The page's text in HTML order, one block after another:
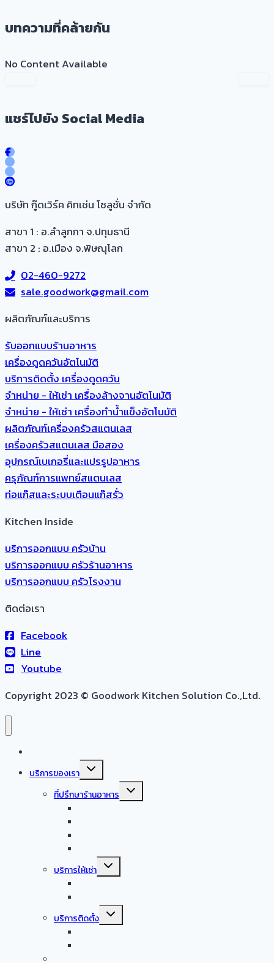
บทความที่คล้ายกัน
No Content Available
แชร์ไปยัง Social Media
บริษัท กู๊ดเวิร์ค คิทเช่น โซลูชั่น จำกัด
สาขา 1 : อ.ลำลูกกา จ.ปทุมธานี
สาขา 2 : อ.เมือง จ.พิษณุโลก
02-460-9272
sale.goodwork@gmail.com
ผลิตภัณฑ์และบริการ​
รับออกแบบร้านอาหาร
เครื่องดูดควันอัตโนมัติ
บริการติดตั้ง เครื่องดูดควัน
จำหน่าย - ให้เช่า เครื่องล้างจานอัตโนมัติ
จำหน่าย - ให้เช่า เครื่องทำน้ำแข็งอัตโนมัติ
ผลิตภัณฑ์เครื่องครัวสแตนเลส
เครื่องครัวสแตนเลส มือสอง
อุปกรณ์เบเกอรี่และแปรรูปอาหาร
ครุภัณฑ์การแพทย์สแตนเลส
ท่อแก๊สและระบบเตือนแก๊สรั่ว
Kitchen Inside
บริการออกแบบ ครัวบ้าน
บริการออกแบบ ครัวร้านอาหาร
บริการออกแบบ ครัวโรงงาน
ติดต่อเรา
Facebook
Line
Youtube
Copyright 2023 © Goodwork Kitchen Solution Co.,Ltd.
บริการของเรา
Expand
ที่ปรึกษาร้านอาหาร
Expand
บริการให้เช่า
Expand
บริการติดตั้ง
Expand